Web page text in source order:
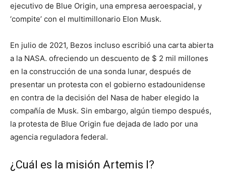
ejecutivo de Blue Origin, una empresa aeroespacial, y
‘compite’ con el multimillonario Elon Musk.
En julio de 2021, Bezos incluso escribió una carta abierta
a la NASA. ofreciendo un descuento de $ 2 mil millones
en la construcción de una sonda lunar, después de
presentar un protesta con el gobierno estadounidense
en contra de la decisión del Nasa de haber elegido la
compañía de Musk. Sin embargo, algún tiempo después,
la protesta de Blue Origin fue dejada de lado por una
agencia reguladora federal.
¿Cuál es la misión Artemis I?